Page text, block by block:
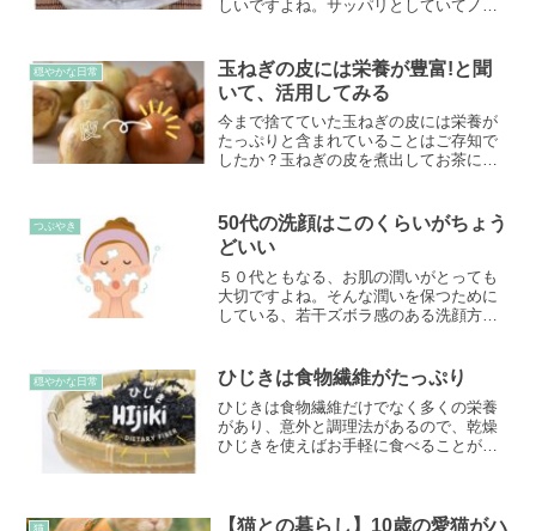
しいですよね。サッパリとしていてノド
んを食べるときに工夫されている方は多
いのではないでしょうか。...
穏やかな日常
玉ねぎの皮には栄養が豊富!と聞
いて、活用してみる
今まで捨てていた玉ねぎの皮には栄養が
たっぷりと含まれていることはご存知で
したか？玉ねぎの皮を煮出してお茶にす
た。
つぶやき
50代の洗顔はこのくらいがちょう
どいい
５０代ともなる、お肌の潤いがとっても
大切ですよね。そんな潤いを保つために
している、若干ズボラ感のある洗顔方法
穏やかな日常 ひじきは食物繊維がたっぷり
ひじきは食物繊維だけでなく多くの栄養
があり、意外と調理法があるので、乾燥
ひじきを使えばお手軽に食べることがで
【猫との暮らし】10歳の愛猫がハ